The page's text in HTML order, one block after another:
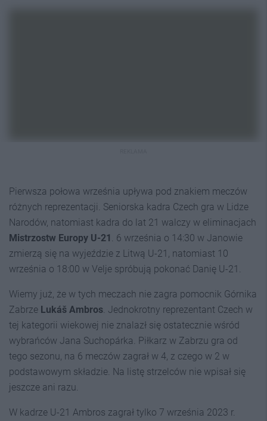
Pierwsza połowa września upływa pod znakiem meczów
różnych reprezentacji. Seniorska kadra Czech gra w Lidze
Narodów, natomiast kadra do lat 21 walczy w eliminacjach
Mistrzostw Europy U-21
. 6 września o 14:30 w Janowie
zmierzą się na wyjeździe z Litwą U-21, natomiast 10
września o 18:00 w Velje spróbują pokonać Danię U-21.
Wiemy już, że w tych meczach nie zagra pomocnik Górnika
Zabrze Lukáš Ambros . Jednokrotny reprezentant Czech w
tej kategorii wiekowej nie znalazł się ostatecznie wśród
wybrańców Jana Suchopárka. Piłkarz w Zabrzu gra od
tego sezonu, na 6 meczów zagrał w 4, z czego w 2 w
podstawowym składzie. Na listę strzelców nie wpisał się
jeszcze ani razu.
W kadrze U-21 Ambros zagrał tylko 7 września 2023 r.